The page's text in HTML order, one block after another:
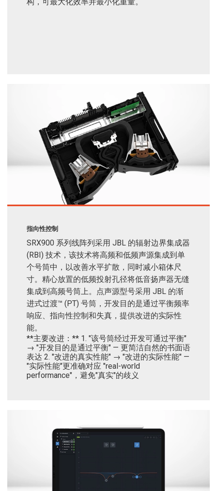
指向性控制
SRX900 系列线阵列采用 JBL 的辐射边界集成器
(RBI) 技术，该技术将高频和低频声源集成到单
个号筒中，以改善水平扩散，同时减小箱体尺
寸。精心放置的低频投射孔径将低音扬声器无缝
集成到高频号筒上。点声源型号采用 JBL 的渐
进式过渡™ (PT) 号筒，开发目的是通过平衡频率
响应、指向性控制和失真，提供改进的实际性
能。
**主要改进：** 1. "该号筒经过开发可通过平衡"
→ "开发目的是通过平衡" — 更简洁自然的书面语
表达 2. "改进的真实性能" → "改进的实际性能" —
"实际性能"更准确对应 "real-world
performance"，避免"真实"的歧义